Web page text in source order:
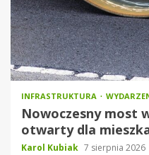
INFRASTRUKTURA
Nowoczesny most
otwarty dla
Karol Kubiak 7 sierpnia 2026